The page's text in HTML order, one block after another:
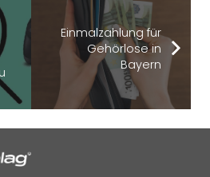
Einmalzahlung für
Gehörlose in
Bayern